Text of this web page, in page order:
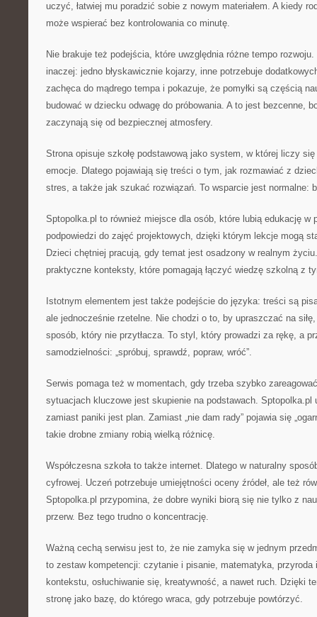
uczyć, łatwiej mu poradzić sobie z nowym materiałem. A kiedy
może wspierać bez kontrolowania co minutę.
Nie brakuje też podejścia, które uwzględnia różne tempo
inaczej: jedno błyskawicznie kojarzy, inne potrzebuje
zachęca do mądrego tempa i pokazuje, że pomyłki są częścią
budować w dziecku odwagę do próbowania. A to jest bezcenne,
zaczynają się od bezpiecznej atmosfery.
Strona opisuje szkołę podstawową jako system, w której liczy
emocje. Dlatego pojawiają się treści o tym, jak rozmawiać z
stres, a także jak szukać rozwiązań. To wsparcie jest normalne:
Sptopolka.pl to również miejsce dla osób, które lubią edukację w
podpowiedzi do zajęć projektowych, dzięki którym lekcje mogą
Dzieci chętniej pracują, gdy temat jest osadzony w realnym
praktyczne konteksty, które pomagają łączyć wiedzę szkolną z
Istotnym elementem jest także podejście do języka: treści są
ale jednocześnie rzetelne. Nie chodzi o to, by upraszczać na
sposób, który nie przytłacza. To styl, który prowadzi za rękę, a
samodzielności: „spróbuj, sprawdź, popraw, wróć”.
Serwis pomaga też w momentach, gdy trzeba szybko
sytuacjach kluczowe jest skupienie na podstawach. Sptopolka.pl
zamiast paniki jest plan. Zamiast „nie dam rady” pojawia się
takie drobne zmiany robią wielką różnicę.
Współczesna szkoła to także internet. Dlatego w naturalny
cyfrowej. Uczeń potrzebuje umiejętności oceny źródeł, ale też
Sptopolka.pl przypomina, że dobre wyniki biorą się nie tylko z
przerw. Bez tego trudno o koncentrację.
Ważną cechą serwisu jest to, że nie zamyka się w jednym
to zestaw kompetencji: czytanie i pisanie, matematyka, przyroda
kontekstu, osłuchiwanie się, kreatywność, a nawet ruch. Dzięki
stronę jako bazę, do którego wraca, gdy potrzebuje powtórzyć.